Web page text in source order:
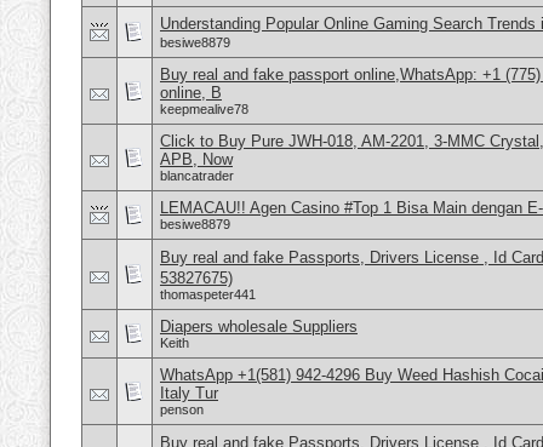
Understanding Popular Online Gaming Search Trends
besiwe8879
Buy real and fake passport online,WhatsApp: +1
online, B
keepmealive78
Click to Buy Pure JWH-018, AM-2201, 3-MMC
APB, Now
blancatrader
LEMACAU!! Agen Casino #Top 1 Bisa Main dengan
besiwe8879
Buy real and fake Passports, Drivers License , Id
53827675)
thomaspeter441
Diapers wholesale Suppliers
Keith
WhatsApp +1(581) 942-4296 Buy Weed Hashish
Italy Tur
penson
Buy real and fake Passports, Drivers License , Id